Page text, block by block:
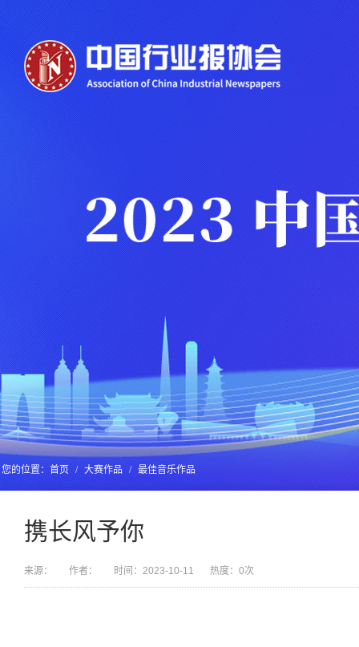
您的位置： 首页 / 大赛作品 / 最佳音乐作品
携长风予你
来源： 作者： 时间：2023-10-11 热度： 0次